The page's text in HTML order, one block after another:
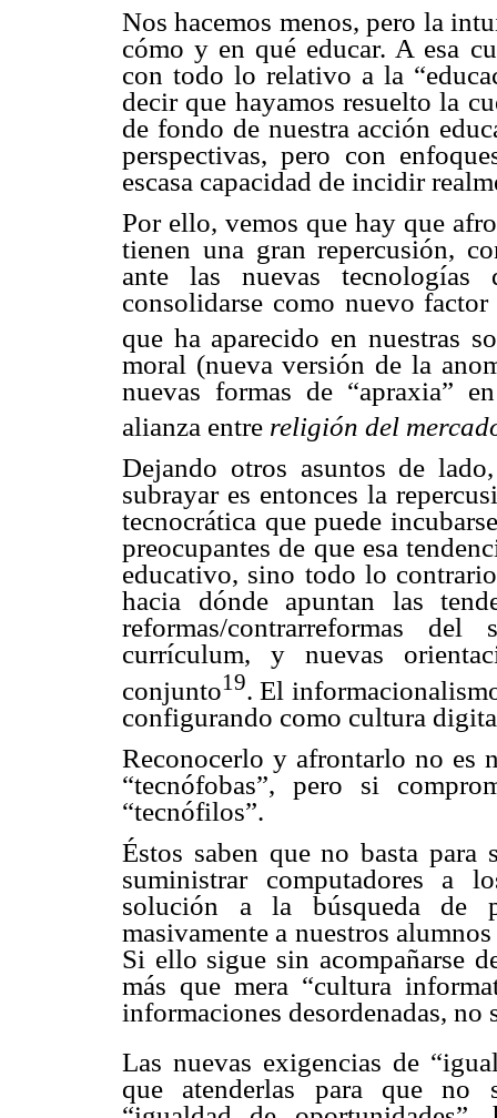
Nos hacemos menos, pero la
cómo y en qué educar. A esa
con todo lo relativo a la
decir que hayamos resuelto la
de fondo de nuestra acción
perspectivas, pero con
escasa capacidad de incidir
Por ello, vemos que hay que
tienen una gran repercusión,
ante las nuevas
consolidarse como nuevo
que ha aparecido en nuestras
moral (nueva versión de la
nuevas formas de “apraxia”
alianza entre religión del
Dejando otros asuntos de
subrayar es entonces la
tecnocrática que puede
preocupantes de que esa
educativo, sino todo lo
hacia dónde apuntan las
reformas/contrarreformas
currículum, y nuevas
conjunto19. El
configurando como cultura
Reconocerlo y afrontarlo no es
“tecnófobas”, pero si
“tecnófilos”.
Éstos saben que no basta
suministrar computadores a
solución a la búsqueda de
masivamente a nuestros
Si ello sigue sin acompañarse
más que mera “cultura
informaciones desordenadas, no
Las nuevas exigencias de
que atenderlas para que no